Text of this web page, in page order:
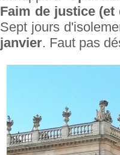
Faim de justice
Sept jours
janvier. Faut pas